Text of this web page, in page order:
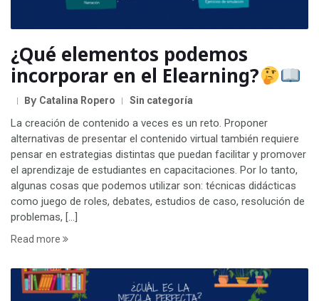
¿Qué elementos podemos
incorporar en el Elearning?
By Catalina Ropero Sin categoría
La creación de contenido a veces es un reto. Proponer
alternativas de presentar el contenido virtual también requiere
pensar en estrategias distintas que puedan facilitar y promover
el aprendizaje de estudiantes en capacitaciones. Por lo tanto,
algunas cosas que podemos utilizar son: técnicas didácticas
como juego de roles, debates, estudios de caso, resolución de
problemas, […]
Read more